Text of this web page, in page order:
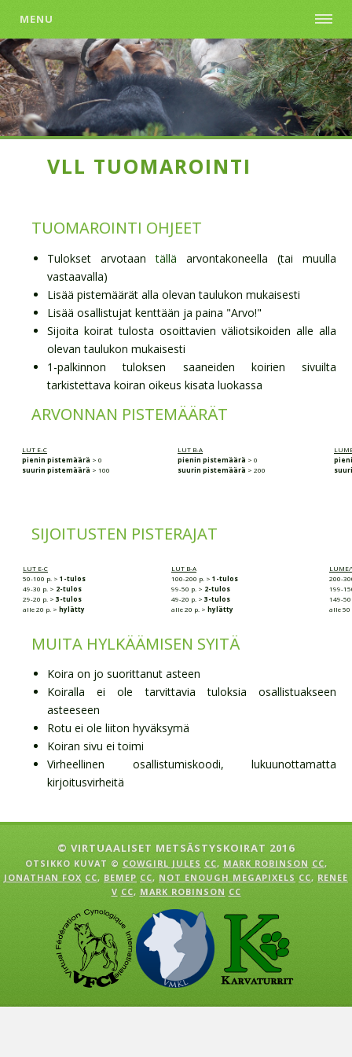
MENU
VLL TUOMAROINTI
TUOMAROINTI OHJEET
Tulokset arvotaantällä arvontakoneella (tai muulla
vastaavalla)
Lisää pistemäärät alla olevan taulukon mukaisesti
Lisää osallistujat kenttään ja paina "Arvo!"
Sijoita koirat tulosta osoittavien väliotsikoiden alle alla
olevan taulukon mukaisesti
1-palkinnon tuloksen saaneiden koirien sivuilta
tarkistettava koiran oikeus kisata luokassa
ARVONNAN PISTEMÄÄRÄT
LUT E-C
pienin pistemäärä > 0
suurin pistemäärä > 100
LUT B-A
pienin pistemäärä > 0
suurin pistemäärä > 200
SIJOITUSTEN PISTERAJAT
LUT E-C
50-100 p. > 1-tulos
49-30 p. > 2-tulos
29-20 p. > 3-tulos
alle 20 p. > hylätty
LUT B-A
100-200 p. > 1-tulos
99-50 p. > 2-tulos
49-20 p. > 3-tulos
alle 20 p. > hylätty
LUME/
200-
199-
149-
alle
MUITA HYLKÄÄMISEN SYITÄ
Koira on jo suorittanut asteen
Koiralla ei ole tarvittavia tuloksia osallistuakseen
asteeseen
Rotu ei ole liiton hyväksymä
Koiran sivu ei toimi
Virheellinen osallistumiskoodi, lukuunottamatta
kirjoitusvirheitä
© VIRTUAALISET METSÄSTYSKOIRAT 2016
OTSIKKO KUVAT © COWGIRL JULES CC, MARK ROBINSON CC,
JONATHAN FOX CC, BEMEP CC, NOT ENOUGH MEGAPIXELS CC, RENEE
V CC, MARK ROBINSON CC